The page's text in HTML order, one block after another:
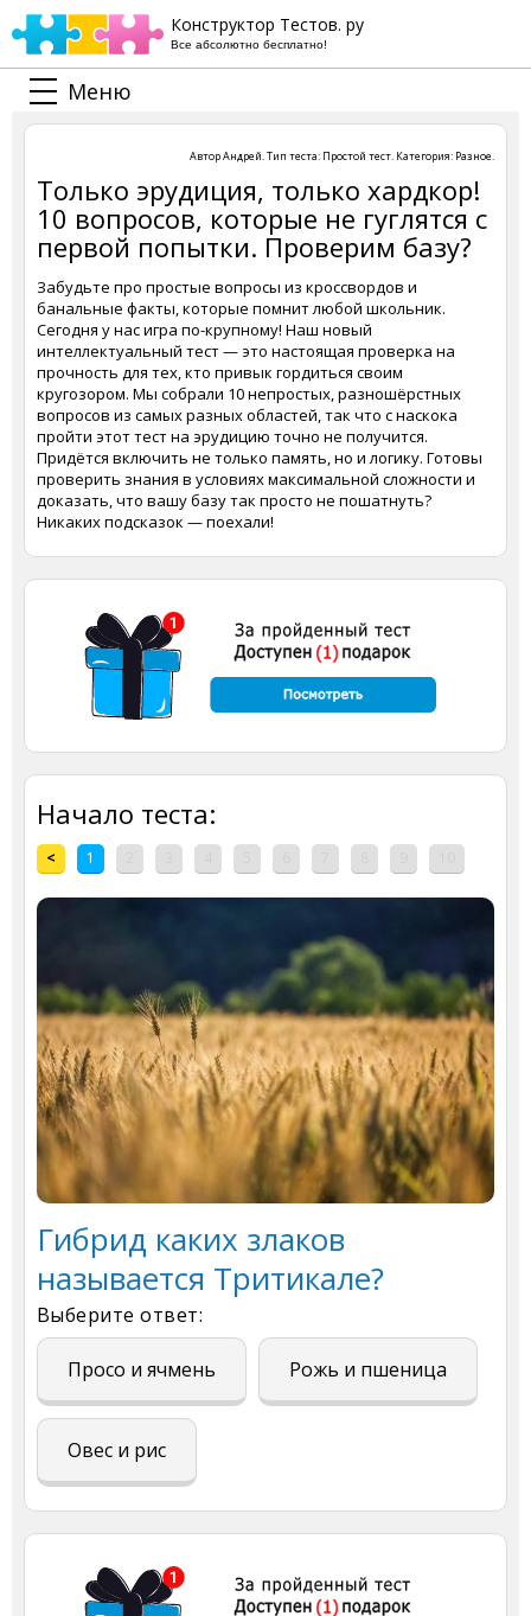
Конструктор Тестов. ру
Все абсолютно бесплатно!
Меню
АвторАндрей. Тип теста: Простой тест. Категория: Разное.
Только эрудиция, только хардкор!
10 вопросов, которые не гуглятся с
первой попытки. Проверим базу?
Забудьте про простые вопросы из кроссвордов и
банальные факты, которые помнит любой школьник.
Сегодня у нас игра по-крупному! Наш новый
интеллектуальный тест — это настоящая проверка на
прочность для тех, кто привык гордиться своим
кругозором. Мы собрали 10 непростых, разношёрстных
вопросов из самых разных областей, так что с наскока
пройти этот тест на эрудицию точно не получится.
Придётся включить не только память, но и логику. Готовы
проверить знания в условиях максимальной сложности и
доказать, что вашу базу так просто не пошатнуть?
Никаких подсказок — поехали!
Начало теста:
< 1
Гибрид каких злаков
называется Тритикале?
Выберите ответ:
Просо и ячмень Рожь и пшеница
Овес и рис